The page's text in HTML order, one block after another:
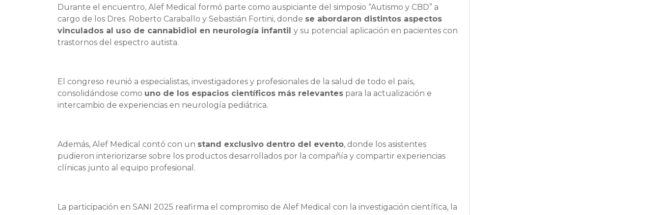
Durante el encuentro, Alef Medical formó parte como auspiciante del simposio “Autismo y CBD” a
cargo de los Dres. Roberto Caraballo y Sebastián Fortini, donde se abordaron distintos aspectos
vinculados al uso de cannabidiol en neurología infantil y su potencial aplicación en pacientes con
trastornos del espectro autista.
El congreso reunió a especialistas, investigadores y profesionales de la salud de todo el país,
consolidándose como uno de los espacios científicos más relevantes para la actualización e
intercambio de experiencias en neurología pediátrica.
Además, Alef Medical contó con un stand exclusivo dentro del evento, donde los asistentes
pudieron interiorizarse sobre los productos desarrollados por la compañía y compartir experiencias
clínicas junto al equipo profesional.
La participación en SANI 2025 reafirma el compromiso de Alef Medical con la investigación científica, la